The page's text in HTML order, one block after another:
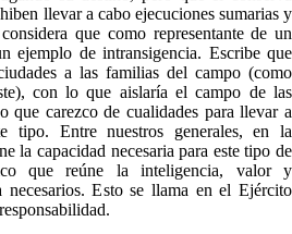
llevar a cabo ejecuciones sumarias y
que como representante de un
ejemplo de intransigencia. Escribe que
a las familias del campo (como
con lo que aislaría el campo de las
que carezco de cualidades para llevar a
tipo. Entre nuestros generales, en la
la capacidad necesaria para este tipo de
que reúne la inteligencia, valor y
necesarios. Esto se llama en el Ejército